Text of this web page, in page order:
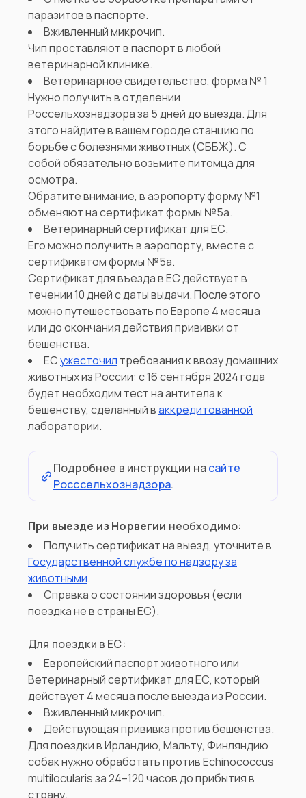
паразитов в паспорте.
Вживленный микрочип.
Чип проставляют в паспорт в любой
ветеринарной клинике.
Ветеринарное свидетельство, форма № 1
Нужно получить в отделении
Россельхознадзора за 5 дней до выезда. Для
этого найдите в вашем городе станцию по
борьбе с болезнями животных (СББЖ). С
собой обязательно возьмите питомца для
осмотра.
Обратите внимание, в аэропорту форму №1
обменяют на сертификат формы №5а.
Ветеринарный сертификат для ЕС.
Его можно получить в аэропорту, вместе с
сертификатом формы №5а.
Сертификат для въезда в ЕС действует в
течении 10 дней с даты выдачи. После этого
можно путешествовать по Европе 4 месяца
или до окончания действия прививки от
бешенства.
ЕСужесточил требования к ввозу домашних
животных из России: с 16 сентября 2024 года
будет необходим тест на антитела к
бешенству, сделанный ваккредитованной
лаборатории.
Подробнее в инструкции насайте
Росссельхознадзора.
При выезде из Норвегии необходимо:
Получить сертификат на выезд, уточните в
Государственной службе по надзору за
животными.
Справка о состоянии здоровья (если
поездка не в страны ЕС).
Для поездки в ЕС:
Европейский паспорт животного или
Ветеринарный сертификат для ЕС, который
действует 4 месяца после выезда из России.
Вживленный микрочип.
Действующая прививка против бешенства.
Для поездки в Ирландию, Мальту, Финляндию
собак нужно обработать против Echinococcus
multilocularis за 24–120 часов до прибытия в
страну.